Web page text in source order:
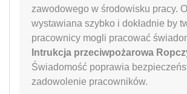
zawodowego w środowisku pracy.
wystawiana szybko i dokładnie by
pracownicy mogli pracować
Intrukcja przeciwpożarowa
Świadomość poprawia
zadowolenie pracowników.